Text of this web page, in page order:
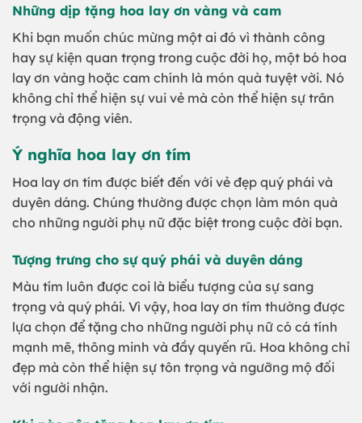
Những dịp tặng hoa lay ơn vàng và cam
Khi bạn muốn chúc mừng một ai đó vì thành công
hay sự kiện quan trọng trong cuộc đời họ, một bó hoa
lay ơn vàng hoặc cam chính là món quà tuyệt vời. Nó
không chỉ thể hiện sự vui vẻ mà còn thể hiện sự trân
trọng và động viên.
Ý nghĩa hoa lay ơn tím
Hoa lay ơn tím được biết đến với vẻ đẹp quý phái và
duyên dáng. Chúng thường được chọn làm món quà
cho những người phụ nữ đặc biệt trong cuộc đời bạn.
Tượng trưng cho sự quý phái và duyên dáng
Màu tím luôn được coi là biểu tượng của sự sang
trọng và quý phái. Vì vậy, hoa lay ơn tím thường được
lựa chọn để tặng cho những người phụ nữ có cá tính
mạnh mẽ, thông minh và đầy quyến rũ. Hoa không chỉ
đẹp mà còn thể hiện sự tôn trọng và ngưỡng mộ đối
với người nhận.